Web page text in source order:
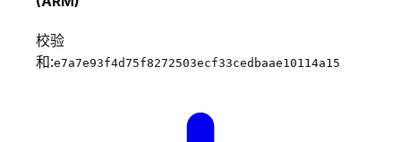
校验
和:e7a7e93f4d75f8272503ecf33cedbaae10114a15